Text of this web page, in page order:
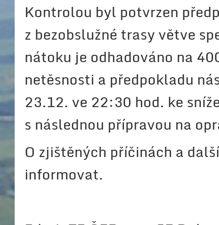
Kontrolou byl potvrzen
z bezobslužné trasy větve
nátoku je odhadováno na
netěsnosti a předpokladu
23.12. ve 22:30 hod. ke
s následnou přípravou na
O zjištěných příčinách a
informovat.